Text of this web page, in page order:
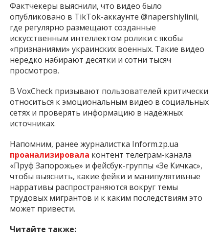
Фактчекеры выяснили, что видео было
опубликовано в TikTok-аккаунте @napershiylinii,
где регулярно размещают созданные
искусственным интеллектом ролики с якобы
«признаниями» украинских военных. Такие видео
нередко набирают десятки и сотни тысяч
просмотров.
В VoxCheck призывают пользователей критически
относиться к эмоциональным видео в социальных
сетях и проверять информацию в надёжных
источниках.
Напомним, ранее журналистка Inform.zp.ua
проанализировала контент телеграм-канала
«Пруф Запорожье» и фейсбук-группы «Зе Кичкас»,
чтобы выяснить, какие фейки и манипулятивные
нарративы распространяются вокруг темы
трудовых мигрантов и к каким последствиям это
может привести.
Читайте также: